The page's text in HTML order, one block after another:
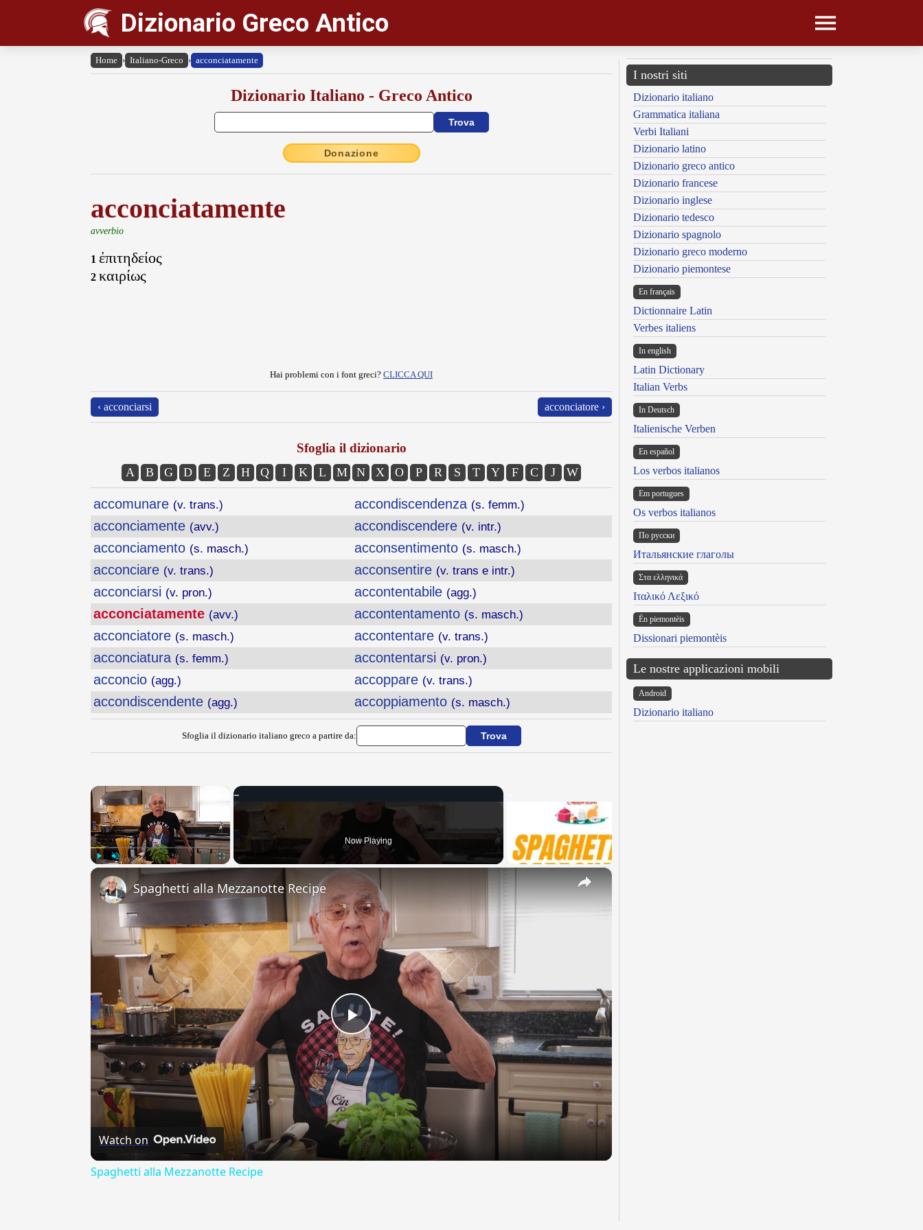
Dizionario Greco Antico
Home › Italiano-Greco › acconciatamente
Dizionario Italiano - Greco Antico
Donazione
acconciatamente
avverbio
1 ἐπιτηδείος
2 καιρίως
Hai problemi con i font greci? CLICCA QUI
‹ acconciarsi acconciatore ›
Sfoglia il dizionario
A B G D E Z H Q I K L M N X O P R S T Y F C J W
accomunare (v. trans.)
acconciamente (avv.)
acconciamento (s. masch.)
acconciare (v. trans.)
acconciarsi (v. pron.)
acconciatamente (avv.)
acconciatore (s. masch.)
acconciatura (s. femm.)
acconcio (agg.)
accondiscendente (agg.)
accondiscendenza (s. femm.)
accondiscendere (v. intr.)
acconsentimento (s. masch.)
acconsentire (v. trans e intr.)
accontentabile (agg.)
accontentamento (s. masch.)
accontentare (v. trans.)
accontentarsi (v. pron.)
accoppare (v. trans.)
accoppiamento (s. masch.)
Sfoglia il dizionario italiano greco a partire da:
Fullscreen
Now Playing
×
Play
Video
Spaghetti alla Mezzanotte Recipe
Watch on
Spaghetti alla Mezzanotte Recipe
I nostri siti
Dizionario italiano
Grammatica italiana
Verbi Italiani
Dizionario latino
Dizionario greco antico
Dizionario francese
Dizionario inglese
Dizionario tedesco
Dizionario spagnolo
Dizionario greco moderno
Dizionario piemontese
En français
Dictionnaire Latin
Verbes italiens
In english
Latin Dictionary
Italian Verbs
In Deutsch
Italienische Verben
En español
Los verbos italianos
Em portugues
Os verbos italianos
По русски
Итальянские глаголы
Στα ελληνικά
Ιταλικό Λεξικό
Ën piemontèis
Dissionari piemontèis
Le nostre applicazioni mobili
Android
Dizionario italiano